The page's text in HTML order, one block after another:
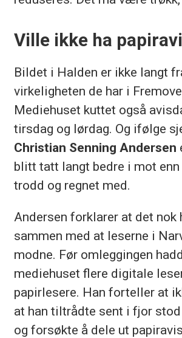
Ville ikke ha
Bildet i Halden er ikke langt
virkeligheten de har i
Mediehuset kuttet også
tirsdag og lørdag. Og ifølge
Christian Senning Andersen
blitt tatt langt bedre i mot enn
trodd og regnet med.
Andersen forklarer at det nok
sammen med at leserne i
modne. Før omleggingen
mediehuset flere digitale
papirlesere. Han forteller at
at han tiltrådte sent i fjor stod
og forsøkte å dele ut